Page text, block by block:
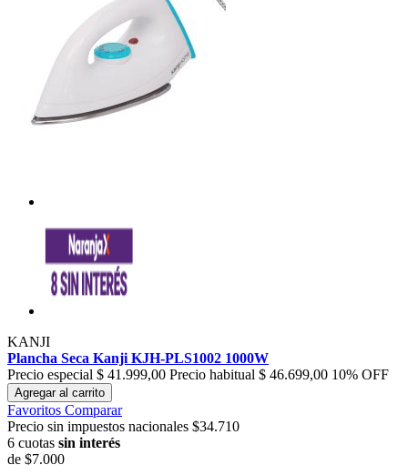
KANJI
Plancha Seca Kanji KJH-PLS1002 1000W
Precio especial $ 41.999,00 Precio habitual $ 46.699,00 10% OFF
Agregar al carrito
Favoritos Comparar
Precio sin impuestos nacionales $34.710
6 cuotas sin interés
de $7.000